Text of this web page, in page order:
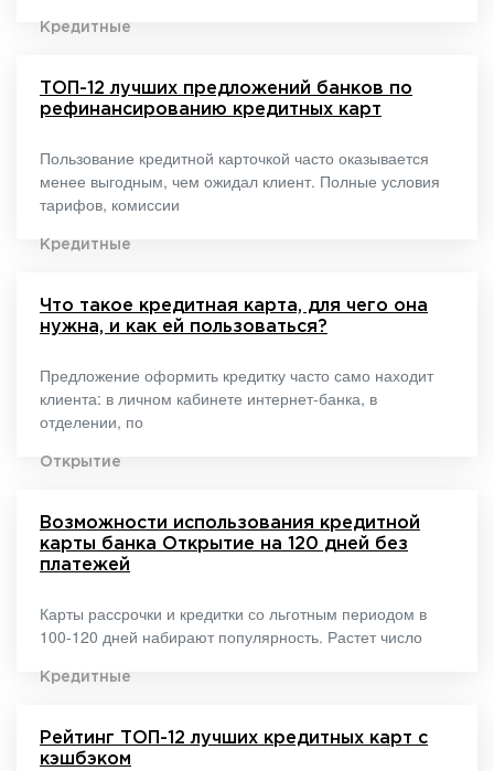
Кредитные
ТОП-12 лучших предложений банков по
рефинансированию кредитных карт
Пользование кредитной карточкой часто оказывается
менее выгодным, чем ожидал клиент. Полные условия
тарифов, комиссии
Кредитные
Что такое кредитная карта, для чего она
нужна, и как ей пользоваться?
Предложение оформить кредитку часто само находит
клиента: в личном кабинете интернет-банка, в
отделении, по
Открытие
Возможности использования кредитной
карты банка Открытие на 120 дней без
платежей
Карты рассрочки и кредитки со льготным периодом в
100-120 дней набирают популярность. Растет число
Кредитные
Рейтинг ТОП-12 лучших кредитных карт с
кэшбэком